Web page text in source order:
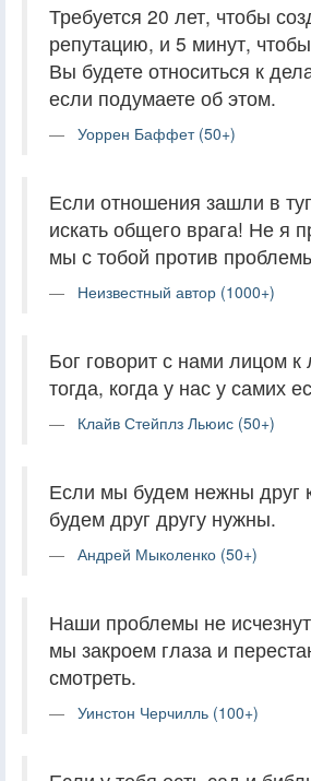
Требуется 20 лет, чтобы
репутацию, и 5 минут,
Вы будете относиться к
если подумаете об этом.
Уоррен Баффет (50+)
Если отношения зашли в
искать общего врага! Не я
мы с тобой против
Неизвестный автор (1000+)
Бог говорит с нами лицом к
тогда, когда у нас у самих
Клайв Стейплз Льюис (50+)
Если мы будем нежны друг
будем друг другу нужны.
Андрей Мыколенко (50+)
Наши проблемы не исчезнут
мы закроем глаза и
смотреть.
Уинстон Черчилль (100+)